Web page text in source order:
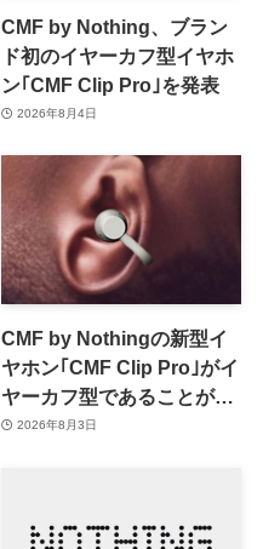
CMF by Nothing、ブラン
ド初のイヤーカフ型イヤホ
ン｢CMF Clip Pro｣を発表
2026年8月4日
CMF by Nothingの新型イ
ヤホン｢CMF Clip Pro｣がイ
ヤーカフ型であることが確
認される
2026年8月3日